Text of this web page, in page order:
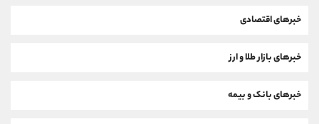
خبرهای اقتصادی
خبرهای بازار طلا و ارز
خبرهای بانک و بیمه